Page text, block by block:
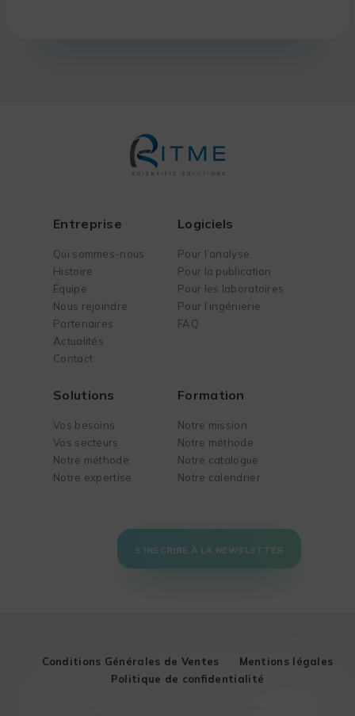
Entreprise
Qui sommes-nous
Histoire
Équipe
Nous rejoindre
Partenaires
Actualités
Contact
Logiciels
Pour l’analyse
Pour la publication
Pour les laboratoires
Pour l’ingénierie
FAQ
Solutions
Vos besoins
Vos secteurs
Notre méthode
Notre expertise
Formation
Notre mission
Notre méthode
Notre catalogue
Notre calendrier
S'INSCRIRE À LA NEWSLETTER
Conditions Générales de Ventes
Mentions légales
Politique de confidentialité